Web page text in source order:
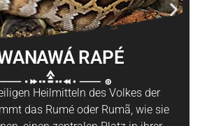
RAPÉ
Heilmitteln des Volkes der
das Rumé oder Rumã, wie sie